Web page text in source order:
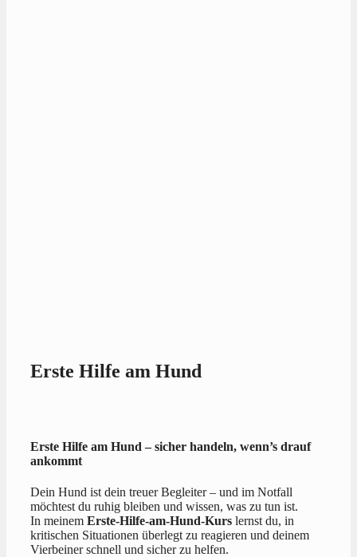
Erste Hilfe am Hund
Erste Hilfe am Hund – sicher handeln, wenn’s drauf
ankommt
Dein Hund ist dein treuer Begleiter – und im Notfall
möchtest du ruhig bleiben und wissen, was zu tun ist.
In meinem Erste-Hilfe-am-Hund-Kurs lernst du, in
kritischen Situationen überlegt zu reagieren und deinem
Vierbeiner schnell und sicher zu helfen.